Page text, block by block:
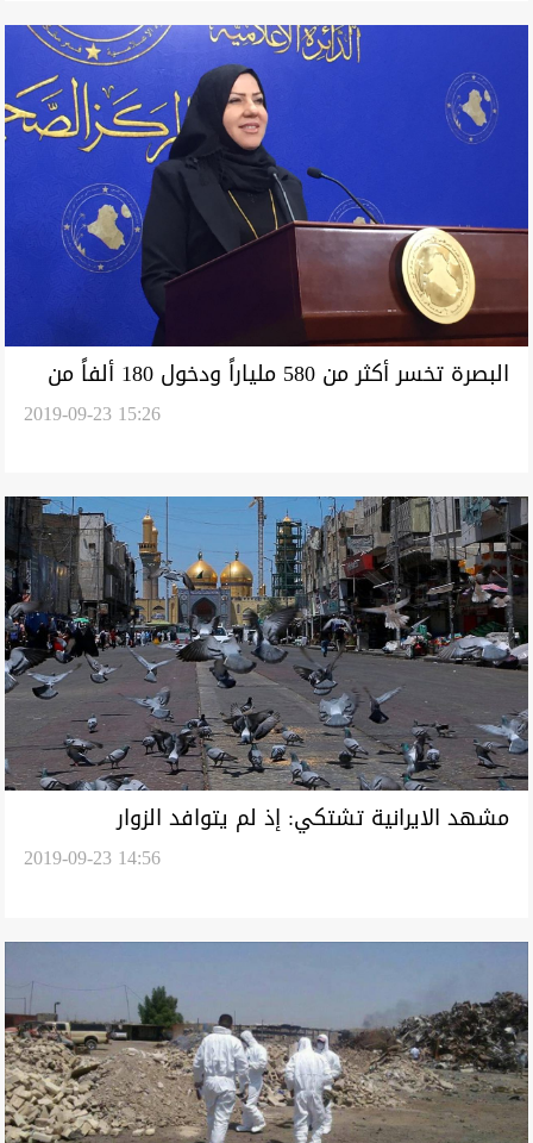
البصرة تخسر أكثر من 580 ملياراً ودخول 180 ألفاً من
2019-09-23 15:26
مشهد الايرانية تشتكي: إذ لم يتوافد الزوار
2019-09-23 14:56